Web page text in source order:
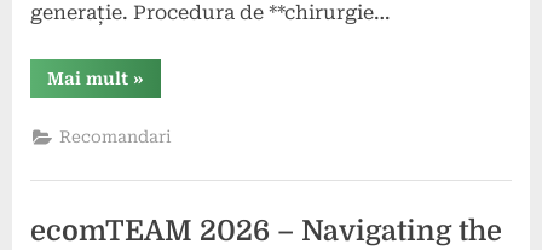
generație. Procedura de **chirurgie…
Mai mult“Intervențiile
robotice
cancerul
de
beneficii
»
Recomandari
ecomTEAM 2026 – Navigating the